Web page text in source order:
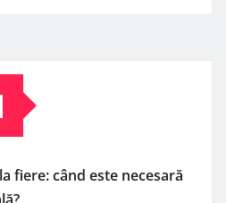
fiere: când este necesară